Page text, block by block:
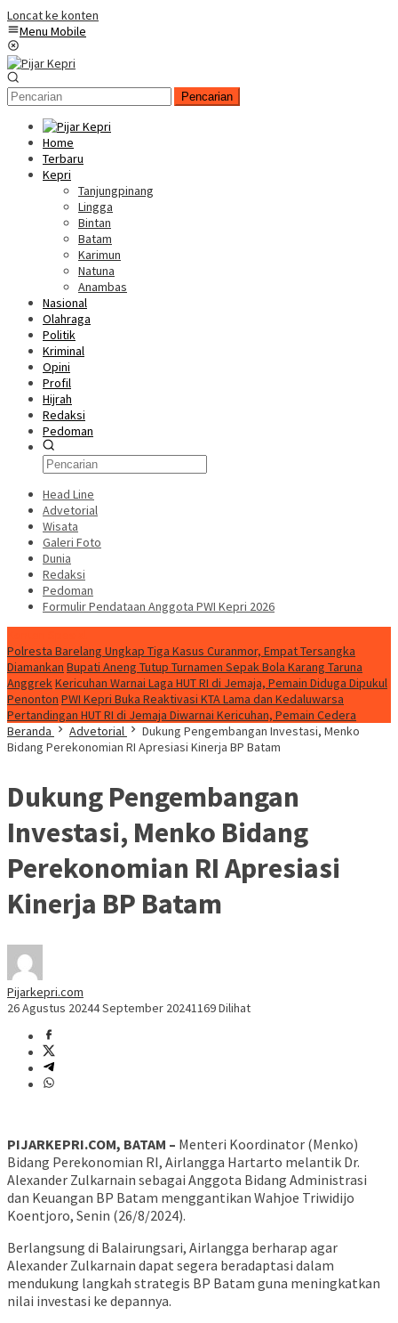
Loncat ke konten
Menu Mobile
Pencarian
Home
Terbaru
Kepri
Tanjungpinang
Lingga
Bintan
Batam
Karimun
Natuna
Anambas
Nasional
Olahraga
Politik
Kriminal
Opini
Profil
Hijrah
Redaksi
Pedoman
Head Line
Advetorial
Wisata
Galeri Foto
Dunia
Redaksi
Pedoman
Formulir Pendataan Anggota PWI Kepri 2026
Polresta Barelang Ungkap Tiga Kasus Curanmor, Empat Tersangka
Diamankan Bupati Aneng Tutup Turnamen Sepak Bola Karang Taruna
AnggrekKericuhan Warnai Laga HUT RI di Jemaja, Pemain Diduga Dipukul
Penonton PWI Kepri Buka Reaktivasi KTA Lama dan Kedaluwarsa
Pertandingan HUT RI di Jemaja Diwarnai Kericuhan, Pemain Cedera
Beranda
Advetorial
Dukung Pengembangan Investasi, Menko
Bidang Perekonomian RI Apresiasi Kinerja BP Batam
Dukung Pengembangan
Investasi, Menko Bidang
Perekonomian RI Apresiasi
Kinerja BP Batam
Pijarkepri.com
26 Agustus 20244 September 20241169 Dilihat
PIJARKEPRI.COM, BATAM – Menteri Koordinator (Menko)
Bidang Perekonomian RI, Airlangga Hartarto melantik Dr.
Alexander Zulkarnain sebagai Anggota Bidang Administrasi
dan Keuangan BP Batam menggantikan Wahjoe Triwidijo
Koentjoro, Senin (26/8/2024).
Berlangsung di Balairungsari, Airlangga berharap agar
Alexander Zulkarnain dapat segera beradaptasi dalam
mendukung langkah strategis BP Batam guna meningkatkan
nilai investasi ke depannya.